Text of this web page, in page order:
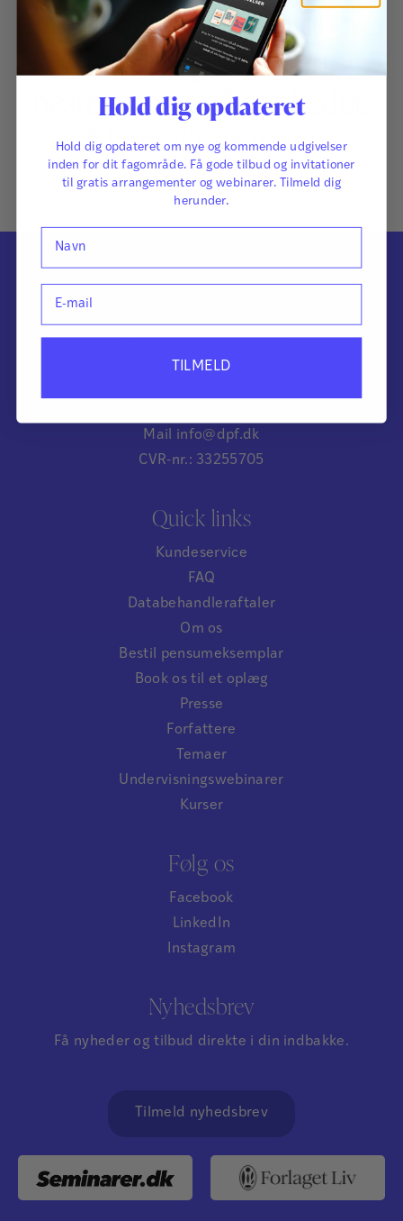
Har du en idé til en bog,
eller mangler der en
bestemt bog på markedet,
så kontakt os gerne.
Dansk Psykologisk Forlag
Knabrostræde 3, 1. sal
Mail info@dpf.dk
CVR-nr.: 33255705
Quick links
Kundeservice
FAQ
Databehandleraftaler
Om os
Bestil pensumeksemplar
Book os til et oplæg
Presse
Forfattere
Temaer
Undervisningswebinarer
Kurser
Følg os
Facebook
LinkedIn
Instagram
Nyhedsbrev
Få nyheder og tilbud direkte i din indbakke.
Tilmeld nyhedsbrev
Hold dig opdateret
Hold dig opdateret om nye og kommende udgivelser
inden for dit fagområde. Få gode tilbud og invitationer
til gratis arrangementer og webinarer. Tilmeld dig
herunder.
TILMELD